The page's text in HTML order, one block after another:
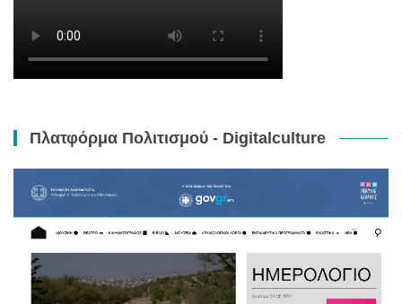
Πλατφόρμα Πολιτισμού - Digitalculture